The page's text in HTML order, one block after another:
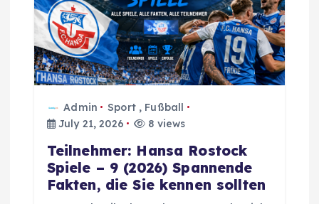
Admin Sport, Fußball
July 21, 2026
8 views
Teilnehmer: Hansa Rostock
Spiele – 9 (2026) Spannende
Fakten, die Sie kennen sollten